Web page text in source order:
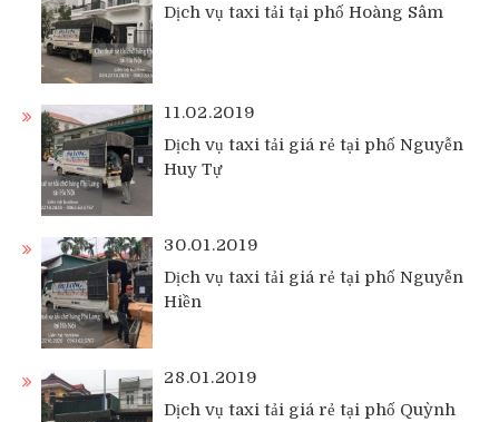
Dịch vụ taxi tải tại phố Hoàng Sâm
11.02.2019
Dịch vụ taxi tải giá rẻ tại phố Nguyễn
Huy Tự
30.01.2019
Dịch vụ taxi tải giá rẻ tại phố Nguyễn
Hiền
28.01.2019
Dịch vụ taxi tải giá rẻ tại phố Quỳnh